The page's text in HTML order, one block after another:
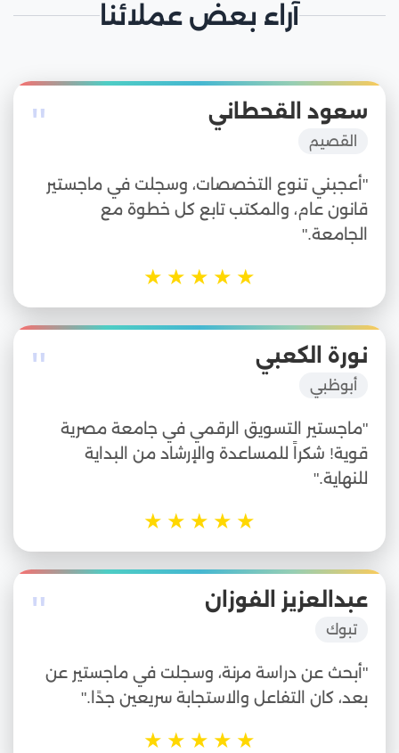
آراء بعض عملائنا
" سعود القحطاني
القصيم
"أعجبني تنوع التخصصات، وسجلت في ماجستير
قانون عام، والمكتب تابع كل خطوة مع
الجامعة."
★
★
★
★
★
" نورة الكعبي
أبوظبي
"ماجستير التسويق الرقمي في جامعة مصرية
قوية! شكراً للمساعدة والإرشاد من البداية
للنهاية."
★
★
★
★
★
" عبدالعزيز الفوزان
تبوك
"أبحث عن دراسة مرنة، وسجلت في ماجستير عن
بعد، كان التفاعل والاستجابة سريعين جدًا."
★
★
★
★
★